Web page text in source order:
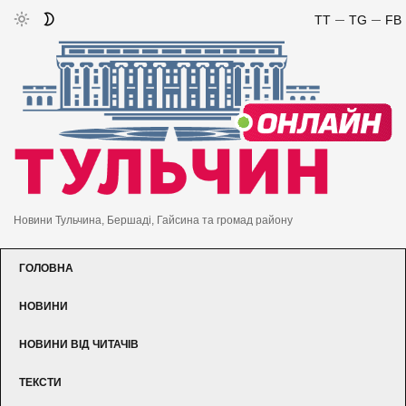
FB
TG
TT
Новини Тульчина, Бершаді, Гайсина та громад району
ГОЛОВНА
НОВИНИ
НОВИНИ ВІД ЧИТАЧІВ
ТЕКСТИ